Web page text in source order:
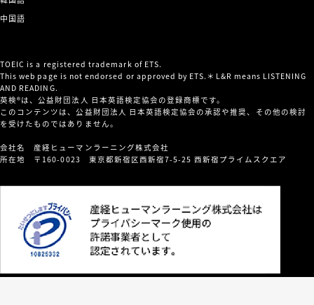
中国語
TOEIC is a registered trademark of ETS.
This web page is not endorsed or approved by ETS.＊L&R means LISTENING
AND READING.
英検®は、公益財団法人 日本英語検定協会の登録商標です。
このコンテンツは、公益財団法人 日本英語検定協会の承認や推奨、その他の検討
を受けたものではありません。
会社名 産経ヒューマンラーニング株式会社
所在地 〒160-0023 東京都新宿区西新宿7-5-25 西新宿プライムスクエア